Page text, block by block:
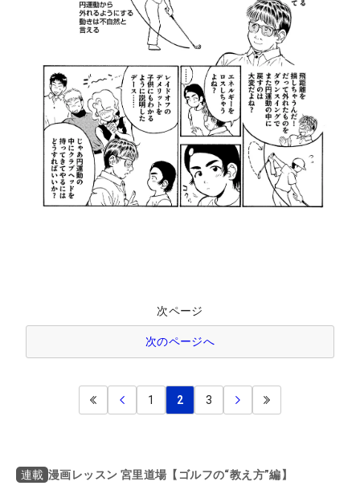
次ページ
次のページへ
1 2 3
連載 漫画レッスン 宮里道場【ゴルフの“教え方”編】